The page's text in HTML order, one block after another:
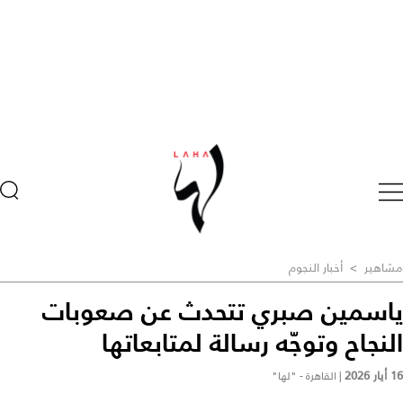
مشاهير > أخبار النجوم
ياسمين صبري تتحدث عن صعوبات
النجاح وتوجّه رسالة لمتابعاتها
16 أيار 2026 | القاهرة - "لها"